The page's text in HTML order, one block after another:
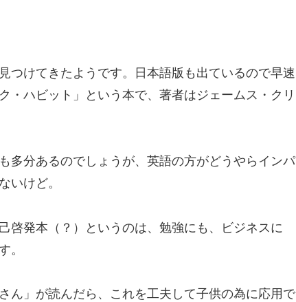
つけてきたようです。日本語版も出ているので早速
・ハビット」という本で、著者はジェームス・クリ
多分あるのでしょうが、英語の方がどうやらインパ
いけど。
啓発本（？）というのは、勉強にも、ビジネスに
。
ん」が読んだら、これを工夫して子供の為に応用で